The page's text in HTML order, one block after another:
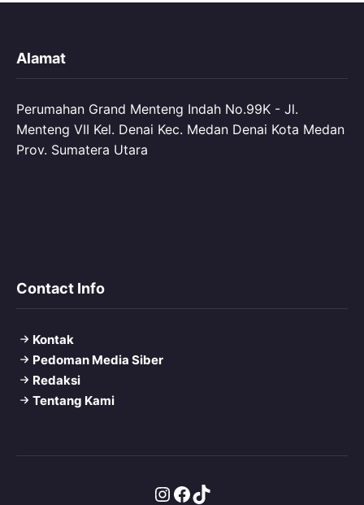
Alamat
Perumahan Grand Menteng Indah No.99K - Jl.
Menteng VII Kel. Denai Kec. Medan Denai Kota Medan
Prov. Sumatera Utara
Contact Info
Kontak
Pedoman Media Siber
Redaksi
Tentang Kami
Instagram
Facebook
TikTok